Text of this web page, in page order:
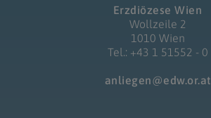
Erzdiözese Wien
Wollzeile 2
1010 Wien
Tel.: +43 1 51552 - 0
anliegen@edw.or.at